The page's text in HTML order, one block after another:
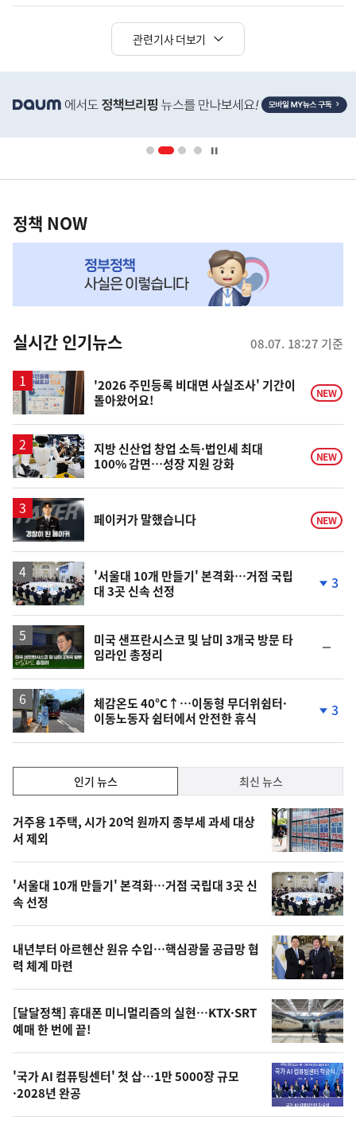
관련기사 더보기
단
배
영
책
NOW,
뉴
스
정책 NOW
실시간 인기뉴스 08.07. 18:27 기준
'2026 주민등록 비대면 사실조사' 기간이
돌아왔어요!
NEW
지방 신산업 창업 소득·법인세 최대
100% 감면…성장 지원 강화
NEW
영
상
페이커가 말했습니다 NEW
'서울대 10개 만들기' 본격화…거점 국립
대 3곳 신속 선정
계
3
영
상
미국 샌프란시스코 및 남미 3개국 방문 타
임라인 총정리
일
체감온도 40°C↑…이동형 무더위쉼터·
이동노동자 쉼터에서 안전한 휴식
계
락
3
기,
최
신,
오
늘
의
영
상
오
늘
의
사
진
인기 뉴스 최신 뉴스
기
뉴
스
거주용 1주택, 시가 20억 원까지 종부세 과세 대상
서 제외
'서울대 10개 만들기' 본격화…거점 국립대 3곳 신
속 선정
내년부터 아르헨산 원유 수입…핵심광물 공급망 협
력 체계 마련
[달달정책] 휴대폰 미니멀리즘의 실현…KTX·SRT
예매 한 번에 끝!
'국가 AI 컴퓨팅센터' 첫 삽…1만 5000장 규모
·2028년 완공